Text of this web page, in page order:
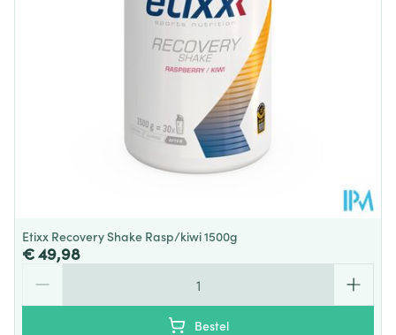
Etixx Recovery Shake Rasp/kiwi 1500g
€ 49,98
Bestel